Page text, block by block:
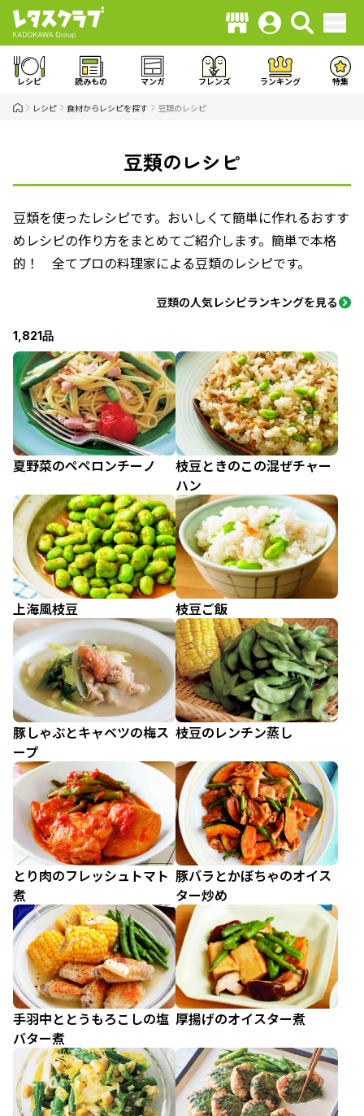
レシピ 読みもの マンガ フレンズ ランキング 特集
レシピ 食材からレシピを探す 豆類のレシピ
豆類のレシピ
豆類を使ったレシピです。おいしくて簡単に作れるおすす
めレシピの作り方をまとめてご紹介します。簡単で本格
的！ 全てプロの料理家による豆類のレシピです。
豆類の人気レシピランキングを見る
1,821品
夏野菜のペペロンチーノ
枝豆ときのこの混ぜチャー
ハン
上海風枝豆 枝豆ご飯
豚しゃぶとキャベツの梅ス
ープ
枝豆のレンチン蒸し
とり肉のフレッシュトマト
煮
豚バラとかぼちゃのオイス
ター炒め
手羽中ととうもろこしの塩
バター煮
厚揚げのオイスター煮